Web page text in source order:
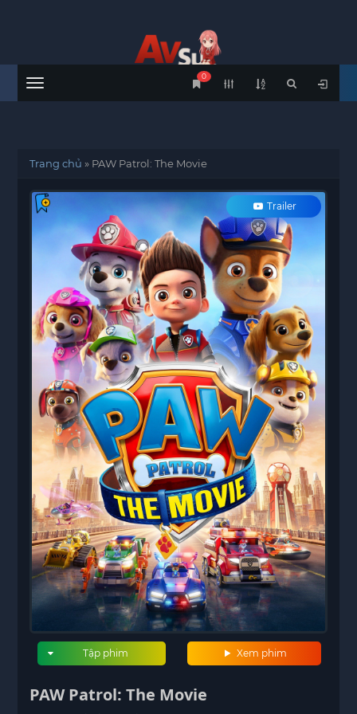
Menu
0
Trang chủ » PAW Patrol: The Movie
Trailer
Xem phim
Tập phim
PAW Patrol: The Movie